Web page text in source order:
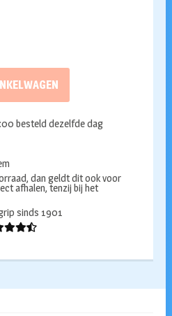
besteld dezelfde dag
dan geldt dit ook voor
afhalen, tenzij bij het
sinds 1901